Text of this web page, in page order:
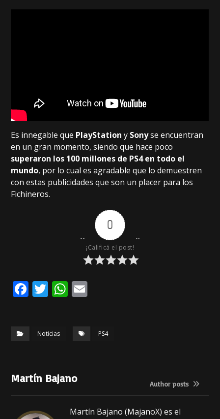
Es innegable que PlayStation y Sonyse encuentran
en un gran momento, siendo que hace poco
superaron los 100 millones de PS4 en todo el
mundo, por lo cual es agradable que lo demuestren
con estas publicidades que son un placer para los
Fichineros.
0
¡Calificá el post!
F
o
o
k
T
te
W
ts
p
Noticias PS4
Martín Bajano Author posts
Martín Bajano (MajanoX) es el